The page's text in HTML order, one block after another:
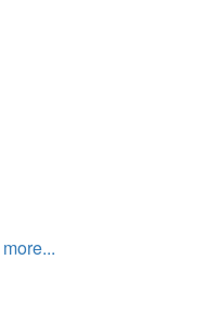
more...